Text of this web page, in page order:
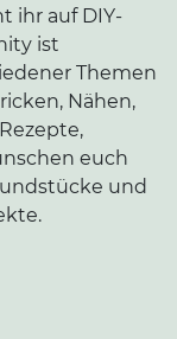
ihr auf DIY-
ist
Themen
Nähen,
euch
und